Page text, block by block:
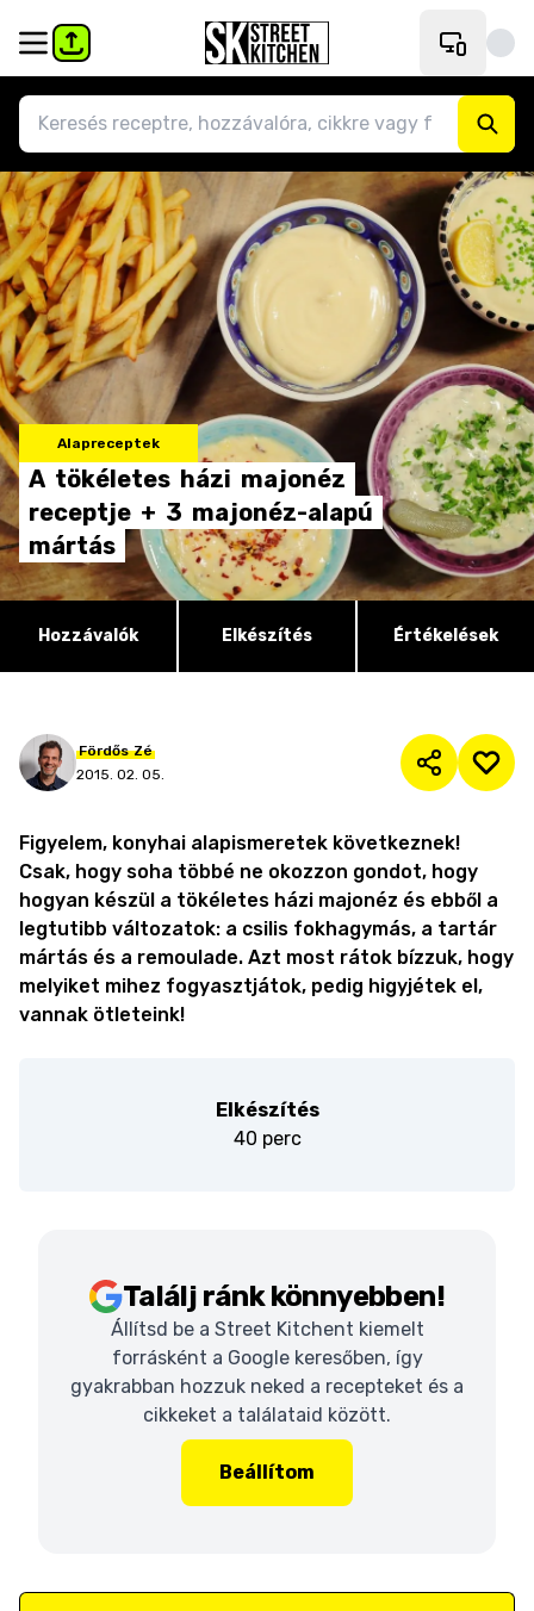
Alapreceptek
A tökéletes házi majonéz
receptje + 3 majonéz-alapú
mártás
Hozzávalók Elkészítés Értékelések
Fördős Zé
2015. 02. 05.
Figyelem, konyhai alapismeretek következnek!
Csak, hogy soha többé ne okozzon gondot, hogy
hogyan készül a tökéletes házi majonéz és ebből a
legtutibb változatok: a csilis fokhagymás, a tartár
mártás és a remoulade. Azt most rátok bízzuk, hogy
melyiket mihez fogyasztjátok, pedig higyjétek el,
vannak ötleteink!
Elkészítés
40 perc
Találj ránk könnyebben!
Állítsd be a Street Kitchent kiemelt
forrásként a Google keresőben, így
gyakrabban hozzuk neked a recepteket és a
cikkeket a találataid között.
Beállítom